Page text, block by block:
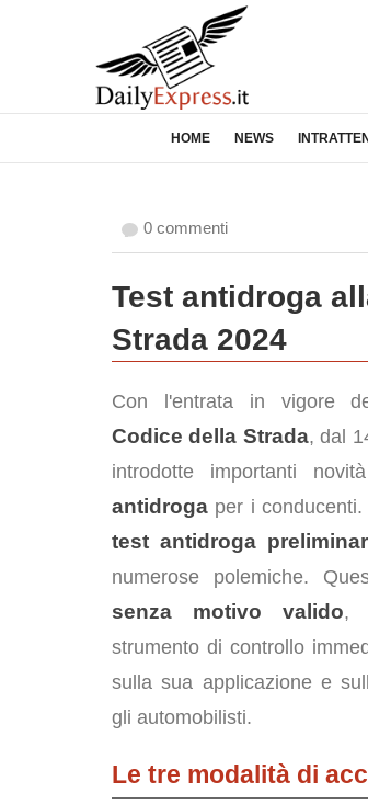
HOME NEWS
0 commenti
Test antidroga
Strada 2024
Con l'entrata in vigore
Codice della Strada, dal
introdotte importanti
antidroga per i
test antidroga
numerose polemiche.
senza motivo valido,
strumento di controllo
sulla sua applicazione e
gli automobilisti.
Le tre modalità di